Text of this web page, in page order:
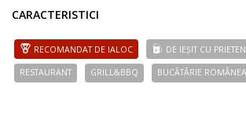
CARACTERISTICI
RECOMANDAT DE IALOC DE IEȘIT CU
RESTAURANT GRILL&BBQ BUCÃTÃRIE